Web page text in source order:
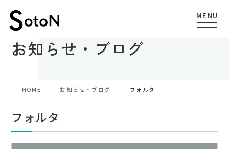
お知らせ・ブログ
HOME お知らせ・ブログ フォルタ
フォルタ